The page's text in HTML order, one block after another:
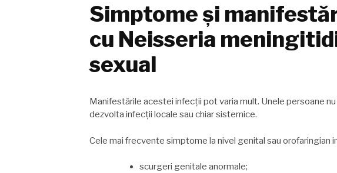
Simptome și
cu Neisseria
sexual
Manifestările acestei infecții pot varia mult. Unele persoane
dezvolta infecții locale sau chiar sistemice.
Cele mai frecvente simptome la nivel genital sau orofaringian
scurgeri genitale anormale;